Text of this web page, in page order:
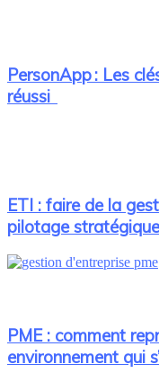
PersonApp : Les
réussi
ETI : faire de la
pilotage stratégique
PME : comment
environnement qui